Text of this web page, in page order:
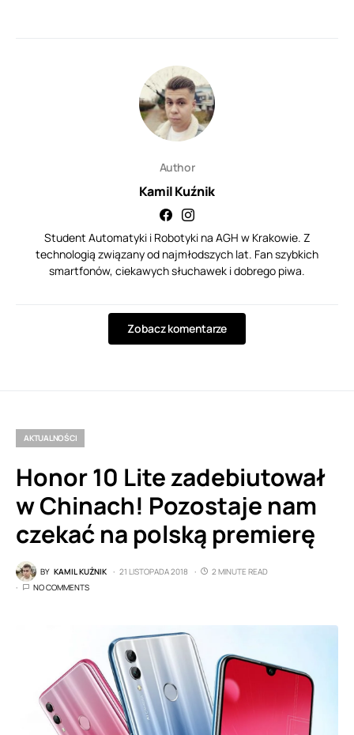
Author
Kamil Kuźnik
Student Automatyki i Robotyki na AGH w Krakowie. Z
technologią związany od najmłodszych lat. Fan szybkich
smartfonów, ciekawych słuchawek i dobrego piwa.
Zobacz komentarze
AKTUALNOŚCI
Honor 10 Lite zadebiutował
w Chinach! Pozostaje nam
czekać na polską premierę
BY KAMIL KUŹNIK 21 LISTOPADA 2018
2 MINUTE READ
NO COMMENTS